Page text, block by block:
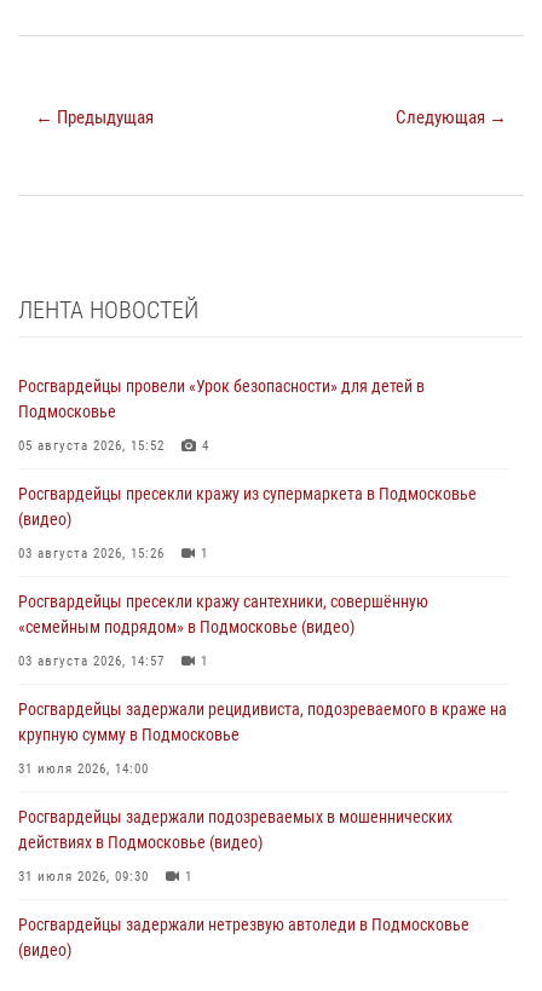
← Предыдущая Следующая →
ЛЕНТА НОВОСТЕЙ
Росгвардейцы провели «Урок безопасности» для детей в
Подмосковье
05 августа 2026, 15:52 4
Росгвардейцы пресекли кражу из супермаркета в Подмосковье
(видео)
03 августа 2026, 15:26 1
Росгвардейцы пресекли кражу сантехники, совершённую
«семейным подрядом» в Подмосковье (видео)
03 августа 2026, 14:57 1
Росгвардейцы задержали рецидивиста, подозреваемого в краже на
крупную сумму в Подмосковье
31 июля 2026, 14:00
Росгвардейцы задержали подозреваемых в мошеннических
действиях в Подмосковье (видео)
31 июля 2026, 09:30 1
Росгвардейцы задержали нетрезвую автоледи в Подмосковье
(видео)